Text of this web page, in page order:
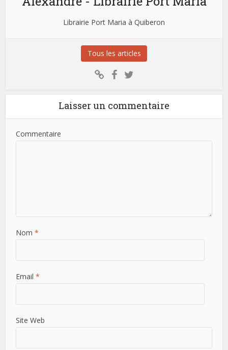
Librairie Port Maria à Quiberon
Tous les articles
Laisser un commentaire
Commentaire
Nom *
Email *
Site Web